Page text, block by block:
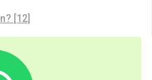
[12]